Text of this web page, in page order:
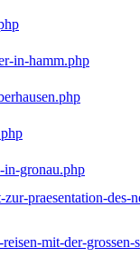
in-hamm.php
in-gronau.php
praesentation-
mit-der-